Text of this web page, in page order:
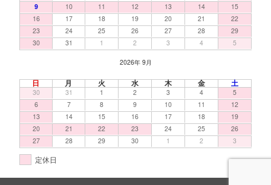
9
10 11 12 13 14
15
16
17 18 19 20 21
22
23
24 25 26 27 28
29
30
31 1 2 3 4 5
2026年 9月
日 月 火 水 木 金 土
30 31 1 2 3 4
5
6
7 8 9 10 11
12
13
14 15 16 17 18
19
20
21 22 23 24 25
26
27
28 29 30 1 2 3
定休日